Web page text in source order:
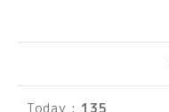
Today : 135